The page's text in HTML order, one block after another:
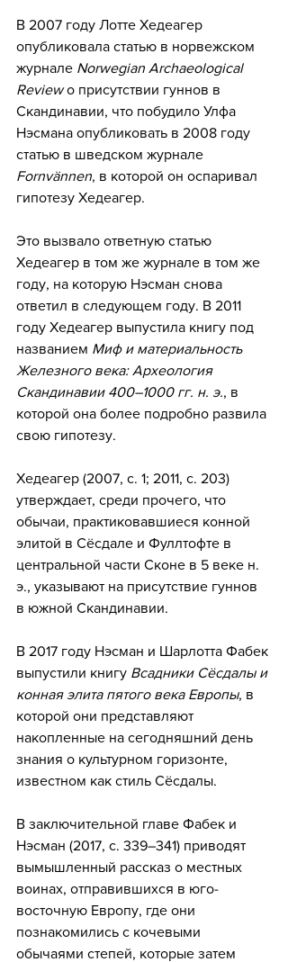
В 2007 году Лотте Хедеагер
опубликовала статью в норвежском
журнале Norwegian Archaeological
Review о присутствии гуннов в
Скандинавии, что побудило Улфа
Нэсмана опубликовать в 2008 году
статью в шведском журнале
Fornvännen, в которой он оспаривал
гипотезу Хедеагер.
Это вызвало ответную статью
Хедеагер в том же журнале в том же
году, на которую Нэсман снова
ответил в следующем году. В 2011
году Хедеагер выпустила книгу под
названием Миф и материальность
Железного века: Археология
Скандинавии 400–1000 гг. н. э., в
которой она более подробно развила
свою гипотезу.
Хедеагер (2007, с. 1; 2011, с. 203)
утверждает, среди прочего, что
обычаи, практиковавшиеся конной
элитой в Сёсдале и Фуллтофте в
центральной части Сконе в 5 веке н.
э., указывают на присутствие гуннов
в южной Скандинавии.
В 2017 году Нэсман и Шарлотта Фабек
выпустили книгу Всадники Сёсдалы и
конная элита пятого века Европы, в
которой они представляют
накопленные на сегодняшний день
знания о культурном горизонте,
известном как стиль Сёсдалы.
В заключительной главе Фабек и
Нэсман (2017, с. 339–341) приводят
вымышленный рассказ о местных
воинах, отправившихся в юго-
восточную Европу, где они
познакомились с кочевыми
обычаями степей, которые затем